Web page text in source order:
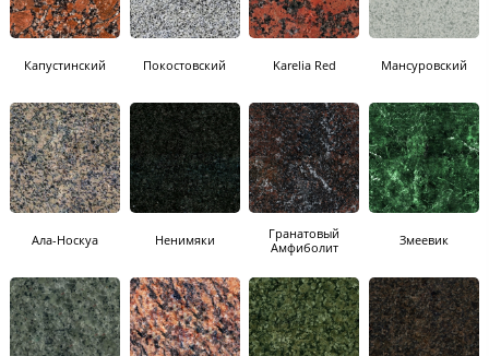
Капустинский Покостовский Karelia Red Мансуровский
Ала-Носкуа Ненимяки
Гранатовый
Амфиболит
Змеевик